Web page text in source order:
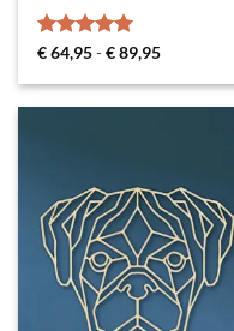
Gewaardeerd
€64,95-€89,95Prijsklasse:
tot